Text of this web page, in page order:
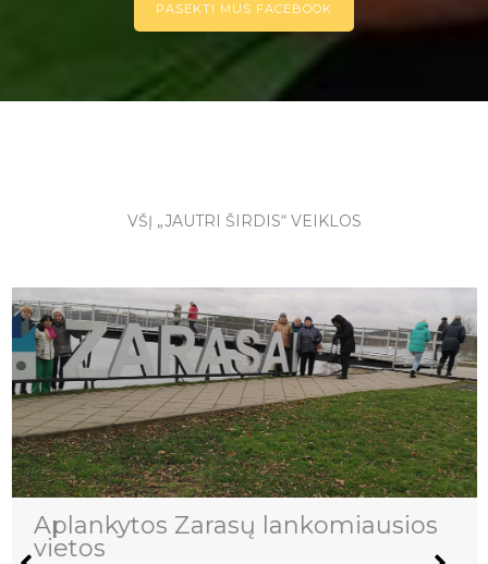
PASEKTI MUS FACEBOOK
VŠĮ „JAUTRI ŠIRDIS“ VEIKLOS
Aplankytos Zarasų lankomiausios
vietos